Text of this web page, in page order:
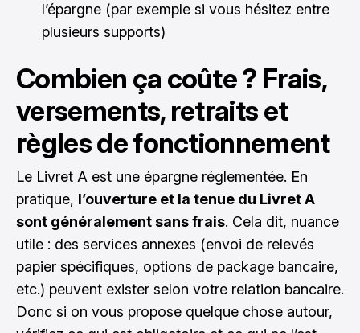
l’épargne (par exemple si vous hésitez entre
plusieurs supports)
Combien ça coûte ? Frais,
versements, retraits et
règles de fonctionnement
Le Livret A est une épargne réglementée. En
pratique, l’ouverture et la tenue du Livret A
sont généralement sans frais. Cela dit, nuance
utile : des services annexes (envoi de relevés
papier spécifiques, options de package bancaire,
etc.) peuvent exister selon votre relation bancaire.
Donc si on vous propose quelque chose autour,